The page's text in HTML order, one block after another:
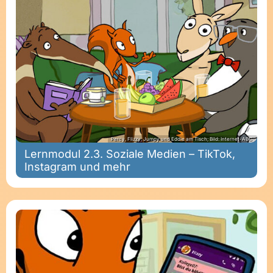
Percy, Flizzy, Jumpy und Eddie am Tisch; Bild: Internet-ABC
Lernmodul 2.3. Soziale Medien – TikTok,
Instagram und mehr